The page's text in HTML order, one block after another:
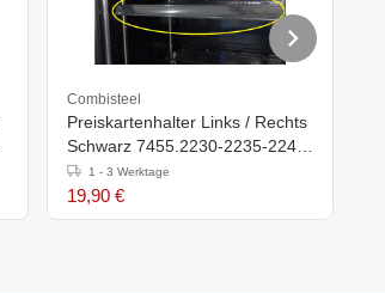
Combisteel
Preiskartenhalter Links / Rechts
Schwarz 7455.2230-2235-2240-
2245-2250 7455.2405-2415-
2417-2425-2435-2445
1 - 3 Werktage
19,90 €